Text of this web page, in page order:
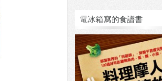
電冰箱寫的食譜書